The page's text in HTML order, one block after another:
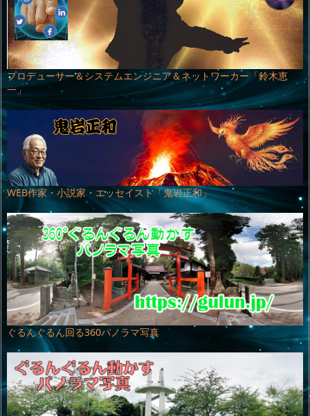
プロデューサー＆システムエンジニア＆ネットワーカー「鈴木恵
一」
WEB作家・小説家・エッセイスト「鬼岩正和」
ぐるんぐるん回る360パノラマ写真